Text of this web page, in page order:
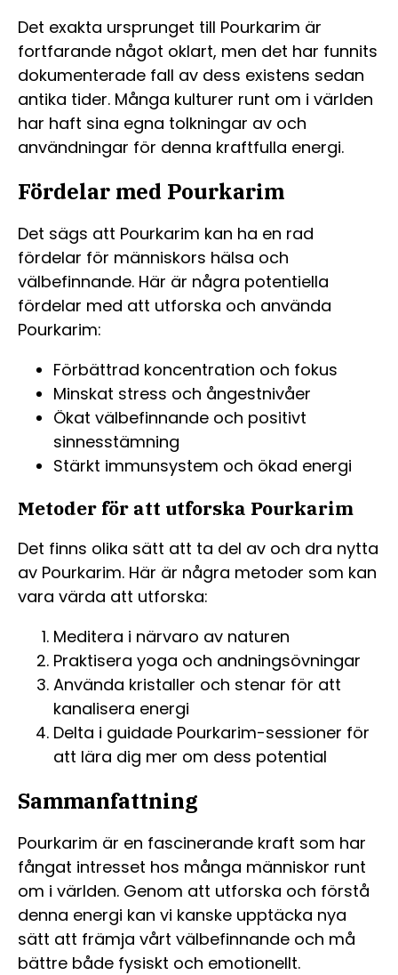
Det exakta ursprunget till Pourkarim är
fortfarande något oklart, men det har funnits
dokumenterade fall av dess existens sedan
antika tider. Många kulturer runt om i världen
har haft sina egna tolkningar av och
användningar för denna kraftfulla energi.
Fördelar med Pourkarim
Det sägs att Pourkarim kan ha en rad
fördelar för människors hälsa och
välbefinnande. Här är några potentiella
fördelar med att utforska och använda
Pourkarim:
Förbättrad koncentration och fokus
Minskat stress och ångestnivåer
Ökat välbefinnande och positivt
sinnesstämning
Stärkt immunsystem och ökad energi
Metoder för att utforska Pourkarim
Det finns olika sätt att ta del av och dra nytta
av Pourkarim. Här är några metoder som kan
vara värda att utforska:
Meditera i närvaro av naturen
Praktisera yoga och andningsövningar
Använda kristaller och stenar för att
kanalisera energi
Delta i guidade Pourkarim-sessioner för
att lära dig mer om dess potential
Sammanfattning
Pourkarim är en fascinerande kraft som har
fångat intresset hos många människor runt
om i världen. Genom att utforska och förstå
denna energi kan vi kanske upptäcka nya
sätt att främja vårt välbefinnande och må
bättre både fysiskt och emotionellt.